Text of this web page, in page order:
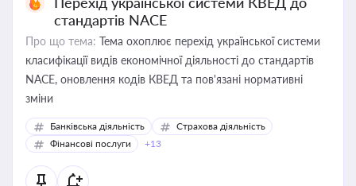
стандартів NACE
Про що тема: Тема охоплює перехід української системи
класифікації видів економічної діяльності до стандартів
NACE, оновлення кодів КВЕД та пов'язані нормативні
зміни
Банківська діяльність
Страхова діяльність
Фінансові послуги
+13